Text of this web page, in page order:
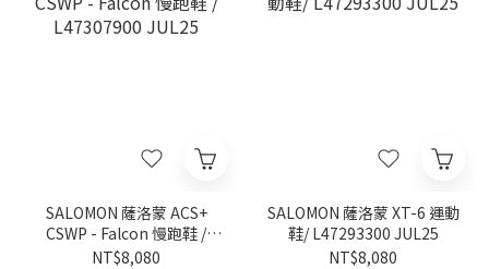
SALOMON 薩洛蒙 ACS+
CSWP - Falcon 慢跑鞋 /
L47307900 JUL25
NT$8,080
SALOMON 薩洛蒙 XT-6 運動
鞋/ L47293300 JUL25
NT$8,080